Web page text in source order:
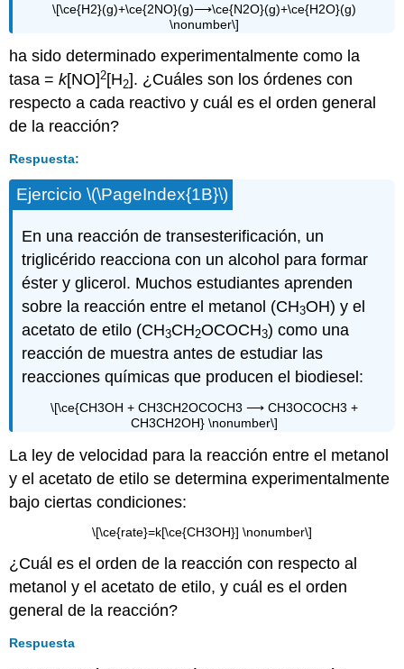
\[\ce{H2}(g)+\ce{2NO}(g)⟶\ce{N2O}(g)+\ce{H2O}(g)
\nonumber\]
ha sido determinado experimentalmente como la
tasa =k[NO]2[H2]. ¿Cuáles son los órdenes con
respecto a cada reactivo y cuál es el orden general
de la reacción?
Respuesta:
Ejercicio \(\PageIndex{1B}\)
En una reacción de transesterificación, un
triglicérido reacciona con un alcohol para formar
éster y glicerol. Muchos estudiantes aprenden
sobre la reacción entre el metanol (CH3OH) y el
acetato de etilo (CH3CH2OCOCH3) como una
reacción de muestra antes de estudiar las
reacciones químicas que producen el biodiesel:
\[\ce{CH3OH + CH3CH2OCOCH3 ⟶ CH3OCOCH3 +
CH3CH2OH} \nonumber\]
La ley de velocidad para la reacción entre el metanol
y el acetato de etilo se determina experimentalmente
bajo ciertas condiciones:
\[\ce{rate}=k[\ce{CH3OH}] \nonumber\]
¿Cuál es el orden de la reacción con respecto al
metanol y el acetato de etilo, y cuál es el orden
general de la reacción?
Respuesta